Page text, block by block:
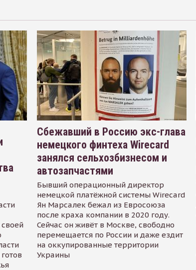
Сбежавший в Россию экс-глава
немецкого финтеха Wirecard
занялся сельхозбизнесом и
автозапчастями
Бывший операционный директор
немецкой платёжной системы Wirecard
Ян Марсалек бежал из Евросоюза
после краха компании в 2020 году.
Сейчас он живёт в Москве, свободно
перемещается по России и даже ездит
на оккупированные территории
Украины